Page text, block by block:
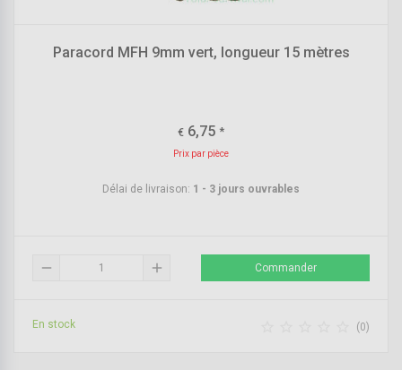
Paracord MFH 9mm vert, longueur 15 mètres
€ 6,75 *
Prix par pièce
Délai de livraison: 1 - 3 jours ouvrables
remove add Commander
En stock (0)